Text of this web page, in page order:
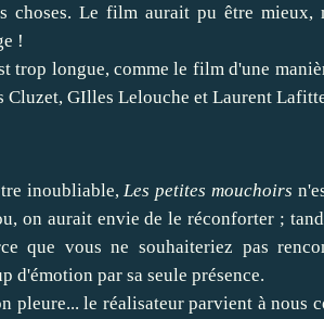
choses. Le film aurait pu être mieux,
!
trop longue, comme le film d'une
Cluzet, GIlles Lelouche et Laurent
inoubliable, Les petites mouchoirs
on aurait envie de le réconforter ;
que vous ne souhaiteriez pas
d'émotion par sa seule présence.
pleure... le réalisateur parvient à nous